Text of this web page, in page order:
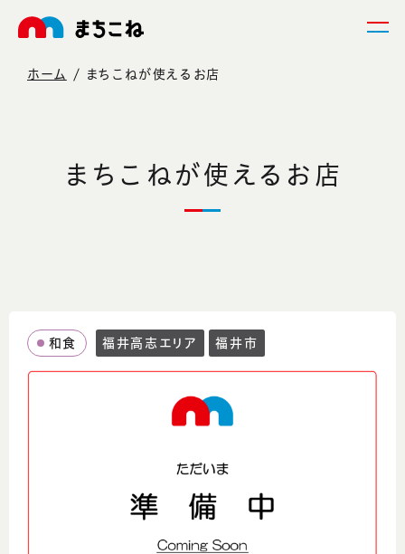
ホーム まちこねが使えるお店
まちこねが使えるお店
和食 福井高志エリア 福井市